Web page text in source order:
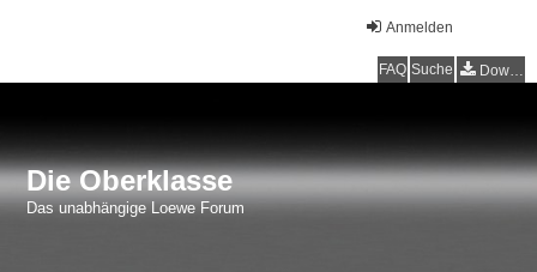
Anmelden
FAQ Suche Downloads
Die Oberklasse
Das unabhängige Loewe Forum